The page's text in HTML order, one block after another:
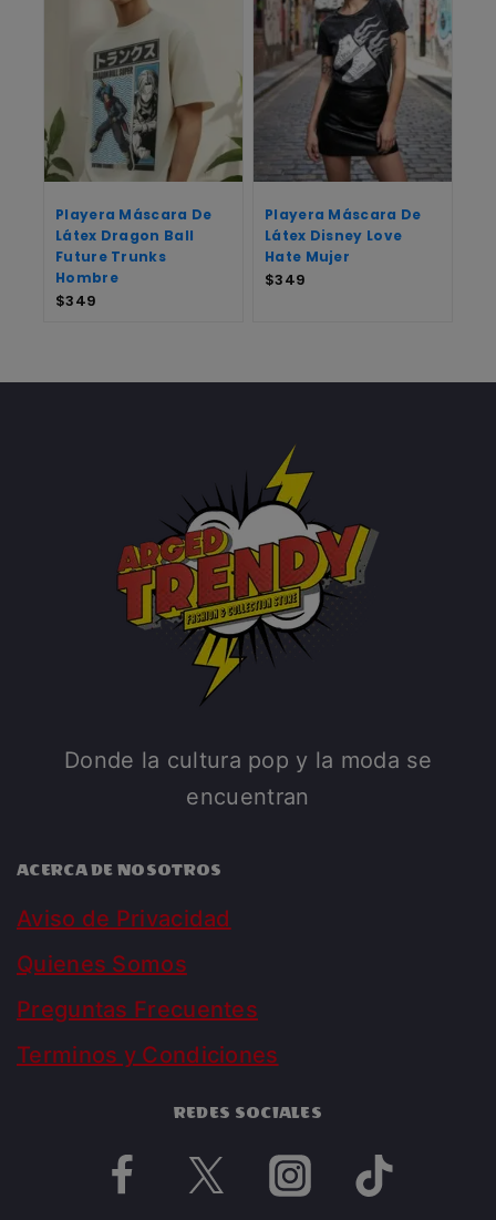
Playera Máscara De
Látex Dragon Ball
Future Trunks
Hombre
$349
Playera Máscara De
Látex Disney Love
Hate Mujer
$349
Donde la cultura pop y la moda se
encuentran
ACERCA DE NOSOTROS
Aviso de Privacidad
Quienes Somos
Preguntas Frecuentes
Terminos y Condiciones
REDES SOCIALES